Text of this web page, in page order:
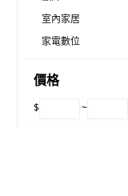
室內家居
家電數位
價格
$ ~